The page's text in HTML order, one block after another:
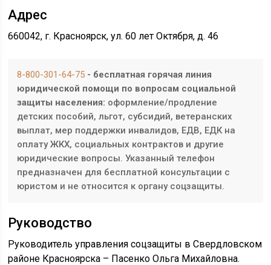
Адрес
​660042, г. Красноярск, ул. 60 лет Октября, д. 46
8-800-301-64-75 - бесплатная горячая линия
юридической помощи по вопросам социальной
защиты населения: оформление/продление
детских пособий, льгот, субсидий, ветеранских
выплат, мер поддержки инвалидов, ЕДВ, ЕДК на
оплату ЖКХ, социальных контрактов и другие
юридические вопросы. Указанный телефон
предназначен для бесплатной консультации с
юристом и не относится к органу соцзащиты.
Руководство
Руководитель управления соцзащиты в Свердловском
районе Красноярска – Пасенко Ольга Михайловна.